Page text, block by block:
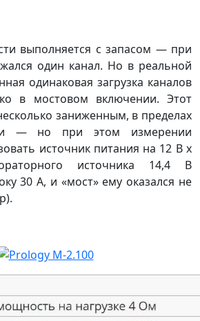
выполняется с запасом — при
один канал. Но в реальной
одинаковая загрузка каналов
в мостовом включении. Этот
заниженным, в пределах
— но при этом измерении
источник питания на 12 В х
источника 14,4 В
30 А, и «мост» ему оказался не